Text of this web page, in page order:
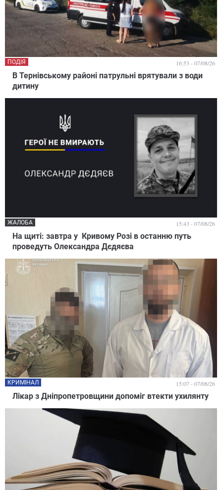
В Тернівському районі патрульні врятували з води
дитину
ПОДІЯ 16:53 - 07/08/26
На щиті: завтра у Кривому Розі в останню путь
проведуть Олександра Дєдяєва
ЖАЛОБА 15:43 - 07/08/26
Лікар з Дніпропетровщини допоміг втекти ухилянту
КРИМІНАЛ 15:07 - 07/08/26